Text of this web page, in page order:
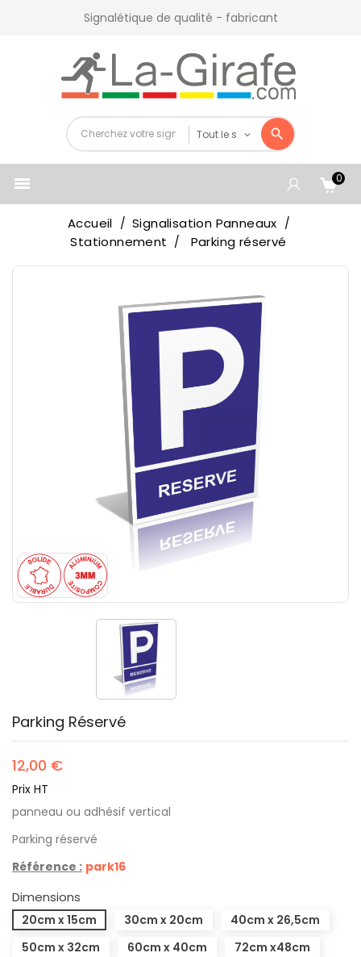
Signalétique de qualité - fabricant
 0
Accueil
Signalisation Panneaux
Stationnement
Parking réservé
Parking Réservé
12,00 €
Prix HT
panneau ou adhésif vertical
Parking réservé
Référence : park16
Dimensions
20cm x 15cm 30cm x 20cm
40cm x 26,5cm
50cm x 32cm
60cm x 40cm 72cm x48cm